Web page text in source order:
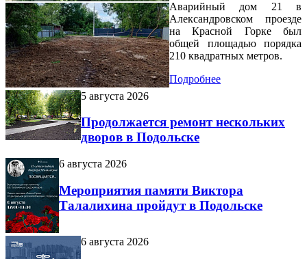
Аварийный дом 21 в
Александровском проезде
на Красной Горке был
общей площадью порядка
210 квадратных метров.
Подробнее
5 августа 2026
Продолжается ремонт нескольких
дворов в Подольске
6 августа 2026
Мероприятия памяти Виктора
Талалихина пройдут в Подольске
6 августа 2026